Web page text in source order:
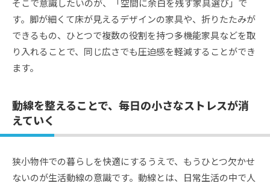
そこで意識したいのが、「空間に余白を残す家具選び」で
す。脚が細くて床が見えるデザインの家具や、折りたたみが
できるもの、ひとつで複数の役割を持つ多機能家具などを取
り入れることで、同じ広さでも圧迫感を軽減することができ
ます。
動線を整えることで、毎日の小さなストレスが消
えていく
狭小物件での暮らしを快適にするうえで、もうひとつ欠かせ
ないのが生活動線の意識です。動線とは、日常生活の中で人